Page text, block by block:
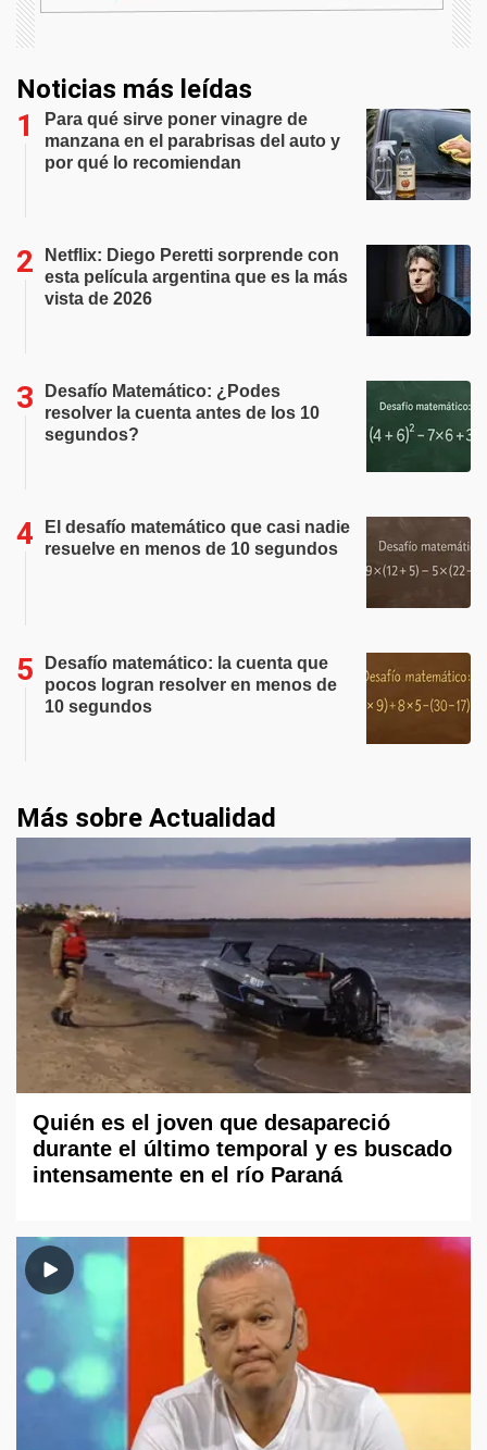
Noticias más leídas
Para qué sirve poner vinagre de
manzana en el parabrisas del auto y
por qué lo recomiendan
Netflix: Diego Peretti sorprende con
esta película argentina que es la más
vista de 2026
Desafío Matemático: ¿Podes
resolver la cuenta antes de los 10
segundos?
El desafío matemático que casi nadie
resuelve en menos de 10 segundos
Desafío matemático: la cuenta que
pocos logran resolver en menos de
10 segundos
Más sobre Actualidad
Quién es el joven que desapareció
durante el último temporal y es buscado
intensamente en el río Paraná